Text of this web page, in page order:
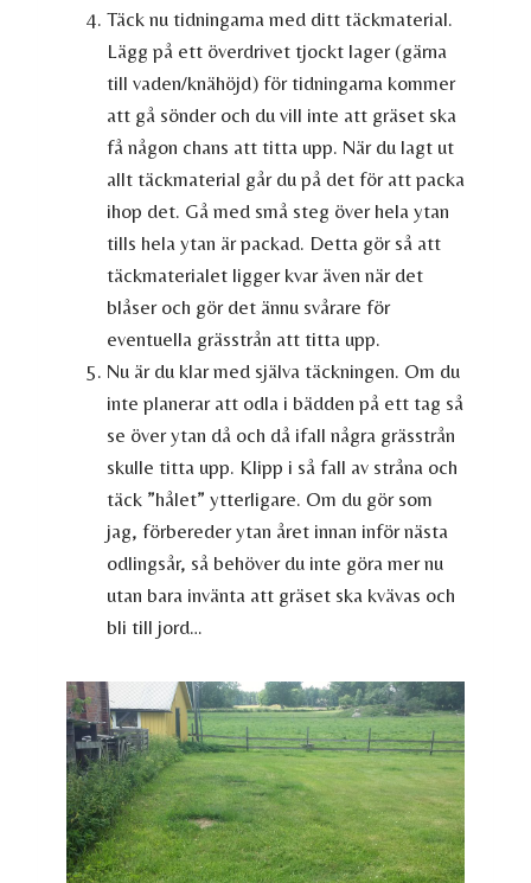
Täck nu tidningarna med ditt täckmaterial.
Lägg på ett överdrivet tjockt lager (gärna
till vaden/knähöjd) för tidningarna kommer
att gå sönder och du vill inte att gräset ska
få någon chans att titta upp. När du lagt ut
allt täckmaterial går du på det för att packa
ihop det. Gå med små steg över hela ytan
tills hela ytan är packad. Detta gör så att
täckmaterialet ligger kvar även när det
blåser och gör det ännu svårare för
eventuella grässtrån att titta upp.
Nu är du klar med själva täckningen. Om du
inte planerar att odla i bädden på ett tag så
se över ytan då och då ifall några grässtrån
skulle titta upp. Klipp i så fall av stråna och
täck ”hålet” ytterligare. Om du gör som
jag, förbereder ytan året innan inför nästa
odlingsår, så behöver du inte göra mer nu
utan bara invänta att gräset ska kvävas och
bli till jord…